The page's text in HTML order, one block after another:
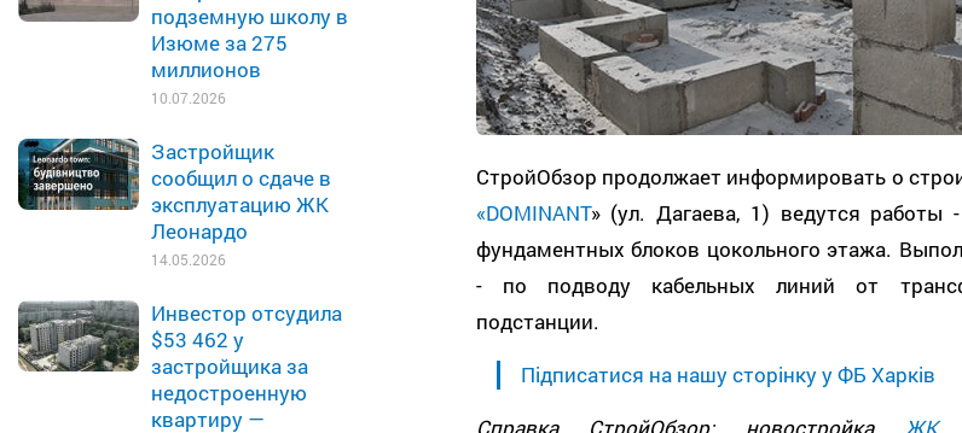
подземную школу в
Изюме за 275
миллионов
10.07.2026
Застройщик
сообщил о сдаче в
эксплуатацию ЖК
Леонардо
14.05.2026
Инвестор отсудила
$53 462 у
застройщика за
недостроенную
квартиру —
СтройОбзор продолжает информировать о
«DOMINANT» (ул. Дагаева, 1) ведутся работы
фундаментных блоков цокольного этажа.
- по подводу кабельных линий от
подстанции.
Підписатися на нашу сторінку у ФБ Харків
Справка СтройОбзор: новостройка ЖК